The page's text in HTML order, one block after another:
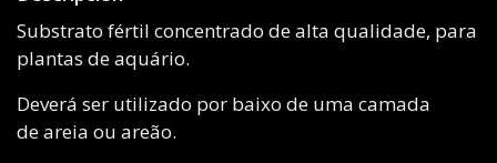
Substrato fértil concentrado de alta qualidade, para
plantas de aquário.
Deverá ser utilizado por baixo de uma camada
de areia ou areão.